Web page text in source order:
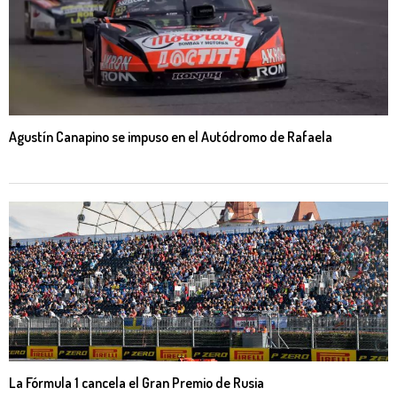
Agustín Canapino se impuso en el Autódromo de Rafaela
La Fórmula 1 cancela el Gran Premio de Rusia